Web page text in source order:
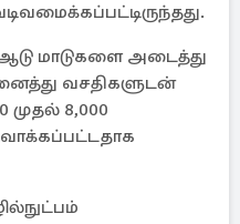
மாடுகளை அடைத்து
வசதிகளுடன்
முதல் 8,000